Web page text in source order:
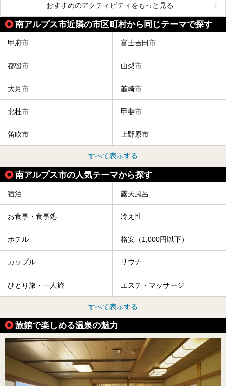
おすすめのアクティビティをもっと見る
南アルプス市近隣の市区町村から同じテーマで探す
甲府市 富士吉田市
都留市 山梨市
大月市 韮崎市
北杜市 甲斐市
笛吹市 上野原市
すべて表示する
南アルプス市の人気テーマから探す
宿泊 露天風呂
お食事・食事処 冷え性
ホテル 格安（1,000円以下）
カップル サウナ
ひとり旅・一人旅 エステ・マッサージ
すべて表示する
旅館で楽しめる温泉の魅力